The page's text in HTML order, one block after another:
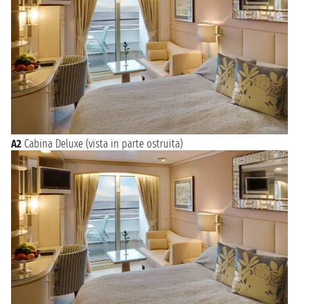
A2 Cabina Deluxe (vista in parte ostruita)